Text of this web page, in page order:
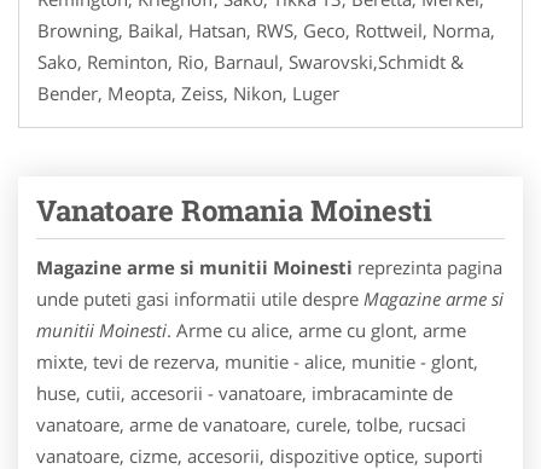
Browning, Baikal, Hatsan, RWS, Geco, Rottweil, Norma,
Sako, Reminton, Rio, Barnaul, Swarovski,Schmidt &
Bender, Meopta, Zeiss, Nikon, Luger
Vanatoare Romania Moinesti
Magazine arme si munitii Moinesti reprezinta pagina
unde puteti gasi informatii utile despre Magazine arme si
munitii Moinesti. Arme cu alice, arme cu glont, arme
mixte, tevi de rezerva, munitie - alice, munitie - glont,
huse, cutii, accesorii - vanatoare, imbracaminte de
vanatoare, arme de vanatoare, curele, tolbe, rucsaci
vanatoare, cizme, accesorii, dispozitive optice, suporti